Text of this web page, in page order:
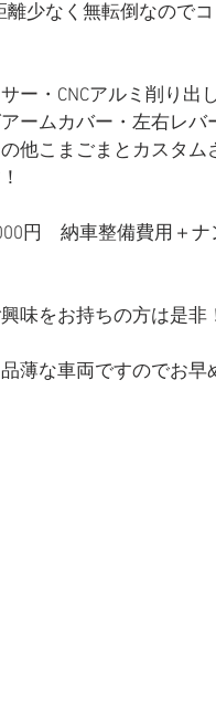
少なく無転倒なので
ー・CNCアルミ削り
ームカバー・左右レ
他こまごまとカスタ
円　納車整備費用＋
味をお持ちの方は是非
薄な車両ですのでお早